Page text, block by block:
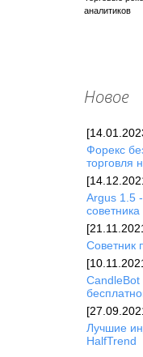
аналитиков
Новое
Форекc
торговля
Argus 1.5
советника
Советник
CandleBot
Лучшие
HalfTrend